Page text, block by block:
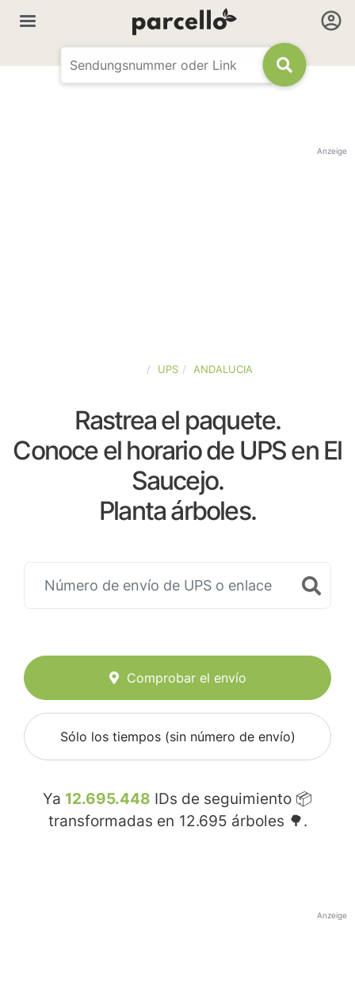
Anzeige
UPS ANDALUCIA
Rastrea el paquete.
Conoce el horario de UPS en El
Saucejo.
Planta árboles.
Comprobar el envío
Sólo los tiempos (sin número de envío)
Ya 12.695.448 IDs de seguimiento 📦
transformadas en 12.695 árboles 🌳.
Anzeige